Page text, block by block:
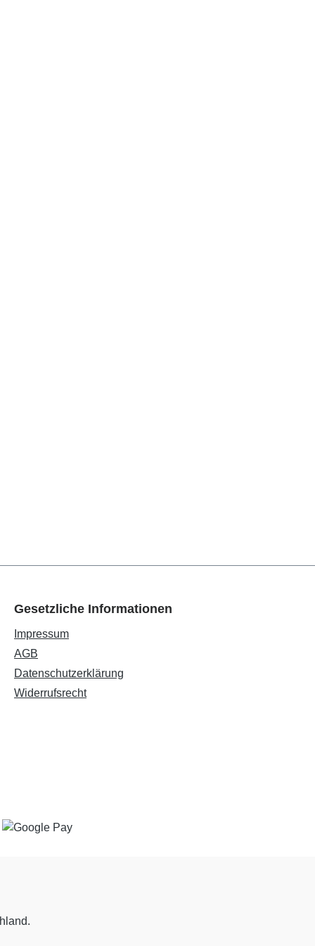
Gesetzliche Informationen
Impressum
AGB
Datenschutzerklärung
Widerrufsrecht